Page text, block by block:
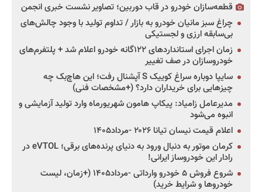
قطعه‌سازان خودرو در قاب دوربین؛ تصاویر نشست خبری انجمن
چراغ سبز مانیان خودرو به بازار / تداوم تولید با وجود چالش‌های
بی‌سابقه ارزی و لجستیکی
زمان اجرای استانداردهای ۱۲۲گانه خودرو اعلام شد + پلتفرم‌های
خودروسازان در صف تغییر
سایپا دوباره سراغ کوییک S آپشنال رفت؛ این هاچ‌بک چه
چیزهایی برای خریداران دارد؟ (+مشخصات فنی)
مدیرعامل زامیاد: پیکاپ هامون شهریورماه وارد تولید آزمایشی و
انبوه می‌شود
اعلام قیمت نیسان تیانا ۲۰۲۶ -مرداد۱۴۰۵
کرمان موتور به دنبال ورود به دنیای پرنده‌های برقی؛ eVTOL در
رادار این خودروساز ایرانی!
شروع فروش ۵ خودرو وارداتی -مرداد۱۴۰۵ (+زمان، لیست
خودروها و شرایط خرید)